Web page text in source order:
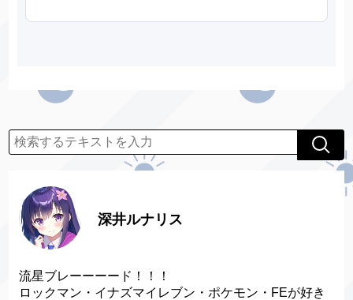
深井ルナリス
流星ブレーーーード！！！
ロックマン・イナズマイレブン・ポケモン・FEが好き